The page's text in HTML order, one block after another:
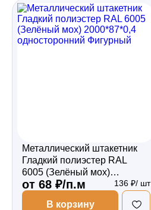
Металлический штакетник
Гладкий полиэстер RAL
6005 (Зелёный мох)
2000*87*0,4 односторонний
Фигурный
от 68 ₽/п.м 136 ₽/ шт
В корзину